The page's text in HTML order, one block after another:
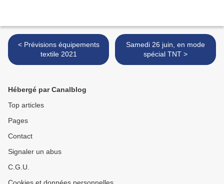
< Prévisions équipements
textile 2021
Samedi 26 juin, en mode
spécial TNT >
Hébergé par Canalblog
Top articles
Pages
Contact
Signaler un abus
C.G.U.